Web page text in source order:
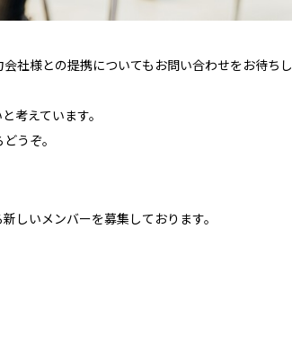
社様との提携についてもお問い合わせをお待ちし
考えています。
うぞ。
しいメンバーを募集しております。